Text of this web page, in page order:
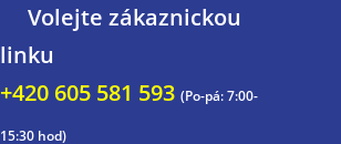
Volejte zákaznickou
linku
+420 605 581 593 (Po-pá: 7:00-
15:30 hod)